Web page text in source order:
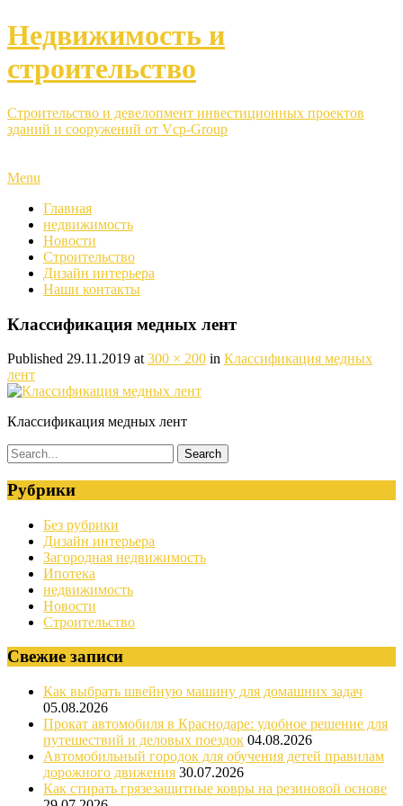
Недвижимость и
строительство
Строительство и девелопмент инвестиционных проектов
зданий и сооружений от Vcp-Group
Menu
Главная
недвижимость
Новости
Строительство
Дизайн интерьера
Наши контакты
Классификация медных лент
Published 29.11.2019 at 300 × 200 in Классификация медных
лент
Классификация медных лент
Рубрики
Без рубрики
Дизайн интерьера
Загородная недвижимость
Ипотека
недвижимость
Новости
Строительство
Свежие записи
Как выбрать швейную машину для домашних задач
05.08.2026
Прокат автомобиля в Краснодаре: удобное решение для
путешествий и деловых поездок 04.08.2026
Автомобильный городок для обучения детей правилам
дорожного движения 30.07.2026
Как стирать грязезащитные ковры на резиновой основе